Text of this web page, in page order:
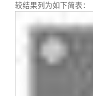
较结果列为如下简表：